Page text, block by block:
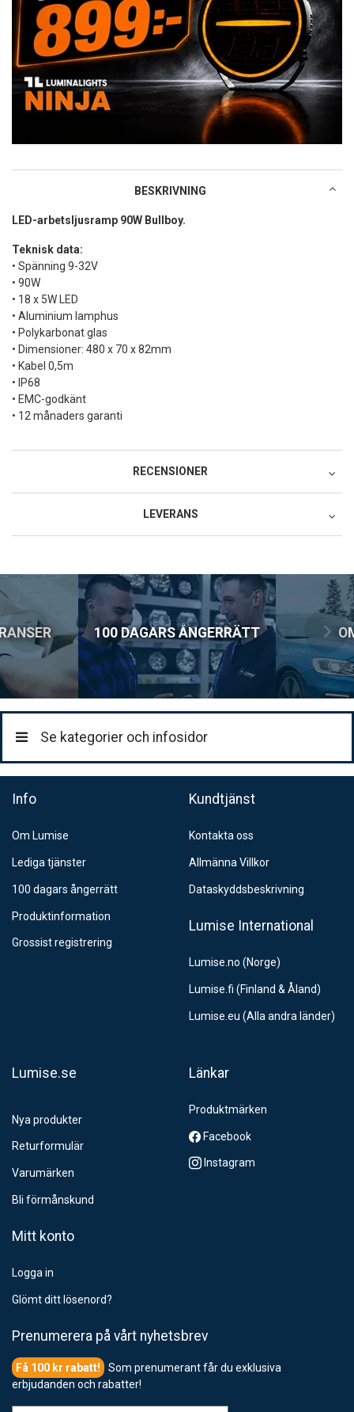
BESKRIVNING
LED-arbetsljusramp 90W Bullboy.
Teknisk data:
• Spänning 9-32V
• 90W
• 18 x 5W LED
• Aluminium lamphus
• Polykarbonat glas
• Dimensioner: 480 x 70 x 82mm
• Kabel 0,5m
• IP68
• EMC-godkänt
• 12 månaders garanti
RECENSIONER
LEVERANS
Postnord MyPack Home
Postnord Parcel (till företag)
129:-
DHL Service Point
DHL Företagspaket / Hemleverans
100 DAGARS ÅNGERRÄTT
Se kategorier och infosidor
Info
Om Lumise
Lediga tjänster
100 dagars ångerrätt
Produktinformation
Grossist registrering
Kundtjänst
Kontakta oss
Allmänna Villkor
Dataskyddsbeskrivning
Lumise International
Lumise.no (Norge)
Lumise.fi (Finland & Åland)
Lumise.eu (Alla andra länder)
Lumise.se
Nya produkter
Returformulär
Varumärken
Bli förmånskund
Länkar
Produktmärken
Facebook
Instagram
Mitt konto
Logga in
Glömt ditt lösenord?
Prenumerera på vårt nyhetsbrev
Som prenumerant får du exklusiva
erbjudanden och rabatter!